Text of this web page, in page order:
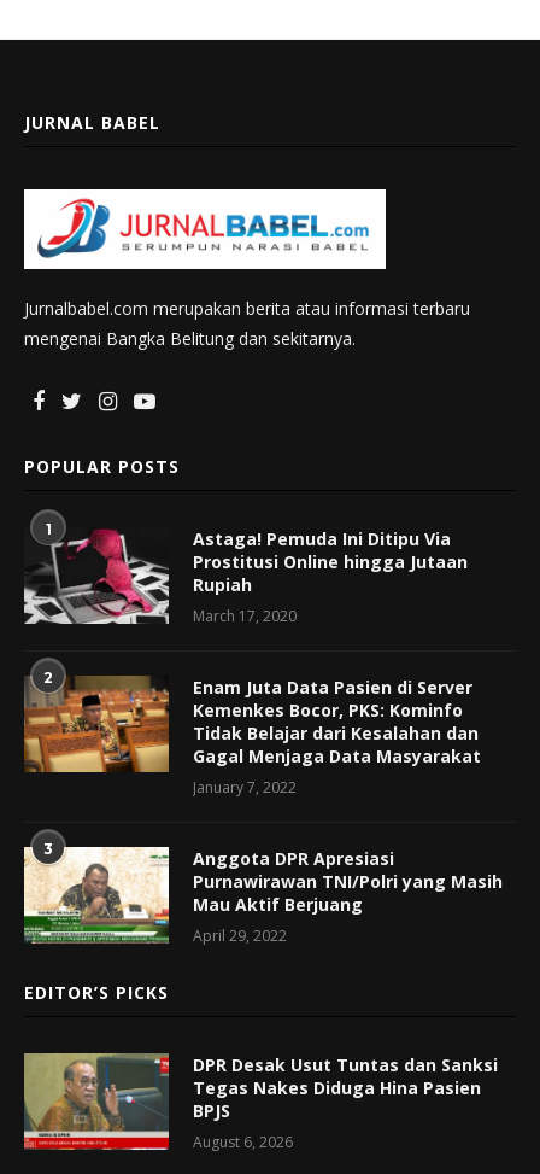
JURNAL BABEL
Jurnalbabel.com merupakan berita atau informasi terbaru
mengenai Bangka Belitung dan sekitarnya.
POPULAR POSTS
1
Astaga! Pemuda Ini Ditipu Via
Prostitusi Online hingga Jutaan
Rupiah
March 17, 2020
2
Enam Juta Data Pasien di Server
Kemenkes Bocor, PKS: Kominfo
Tidak Belajar dari Kesalahan dan
Gagal Menjaga Data Masyarakat
January 7, 2022
3
Anggota DPR Apresiasi
Purnawirawan TNI/Polri yang Masih
Mau Aktif Berjuang
April 29, 2022
EDITOR’S PICKS
DPR Desak Usut Tuntas dan Sanksi
Tegas Nakes Diduga Hina Pasien
BPJS
August 6, 2026